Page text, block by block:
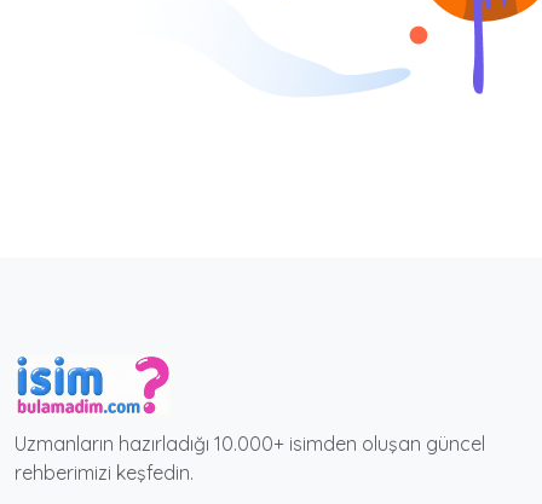
Uzmanların hazırladığı 10.000+ isimden oluşan güncel
rehberimizi keşfedin.